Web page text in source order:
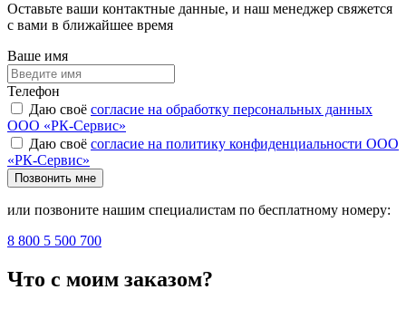
Оставьте ваши контактные данные, и наш менеджер свяжется
с вами в ближайшее время
Ваше имя
Телефон
Даю своё согласие на обработку персональных данных
ООО «РК-Сервис»
Даю своё согласие на политику конфиденциальности ООО
«РК-Сервис»
Позвонить мне
или позвоните нашим специалистам по бесплатному номеру:
8 800 5 500 700
Что с моим заказом?